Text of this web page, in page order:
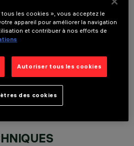
OPTIONNELS
tous les cookies », vous acceptez le
appareil pour améliorer la navigation
et contribuer à nos efforts de
Autoriser tous les cookies
des cookies